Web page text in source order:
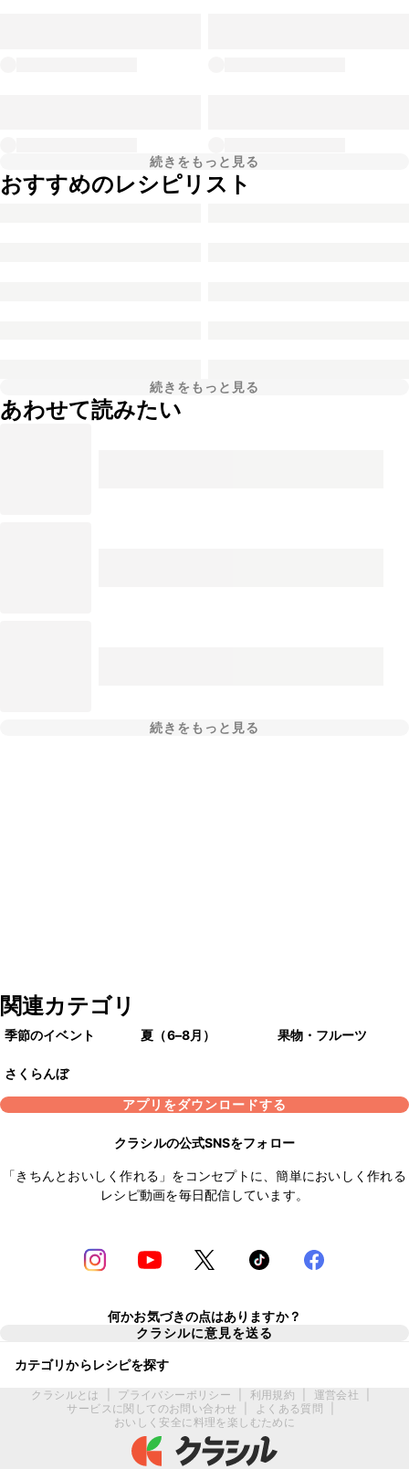
続きをもっと見る
おすすめのレシピリスト
続きをもっと見る
あわせて読みたい
続きをもっと見る
関連カテゴリ
季節のイベント 夏（6–8月） 果物・フルーツ
さくらんぼ
アプリをダウンロードする
クラシルの公式SNSをフォロー
「きちんとおいしく作れる」をコンセプトに、簡単においしく作れる
レシピ動画を毎日配信しています。
何かお気づきの点はありますか？
クラシルに意見を送る
カテゴリからレシピを探す
クラシルとは プライバシーポリシー 利用規約 運営会社
サービスに関してのお問い合わせ
よくある質問
おいしく安全に料理を楽しむために